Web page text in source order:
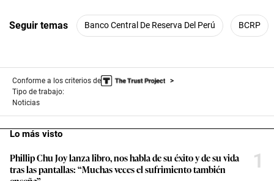
Seguir temas Banco Central De Reserva Del Perú BCRP
Conforme a los criterios de
Tipo de trabajo:
Noticias
Lo más visto
Phillip Chu Joy lanza libro, nos habla de su éxito y de su vida
tras las pantallas: “Muchas veces el sufrimiento también
1